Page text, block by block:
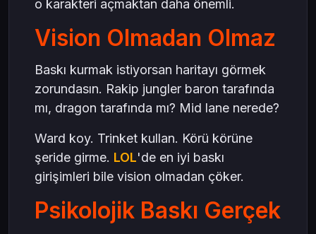
o karakteri açmaktan daha önemli.
Vision Olmadan Olmaz
Baskı kurmak istiyorsan haritayı görmek
zorundasın. Rakip jungler baron tarafında
mı, dragon tarafında mı? Mid lane nerede?
Ward koy. Trinket kullan. Körü körüne
şeride girme. LOL'de en iyi baskı
girişimleri bile vision olmadan çöker.
Psikolojik Baskı Gerçek